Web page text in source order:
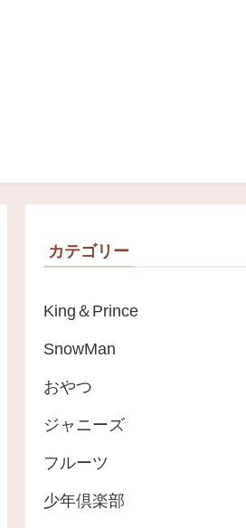
カテゴリー
King＆Prince
SnowMan
おやつ
ジャニーズ
フルーツ
少年倶楽部